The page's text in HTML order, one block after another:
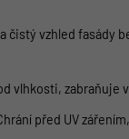
čistý vzhled fasády
vlhkosti, zabraňuje
před UV